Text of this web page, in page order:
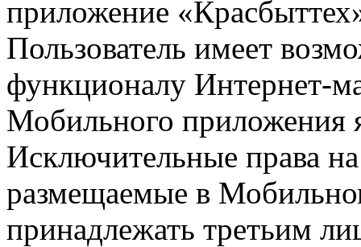
приложение
Пользователь имеет
функционалу Интернет-
Мобильного приложения
Исключительные права
размещаемые в
принадлежать третьим